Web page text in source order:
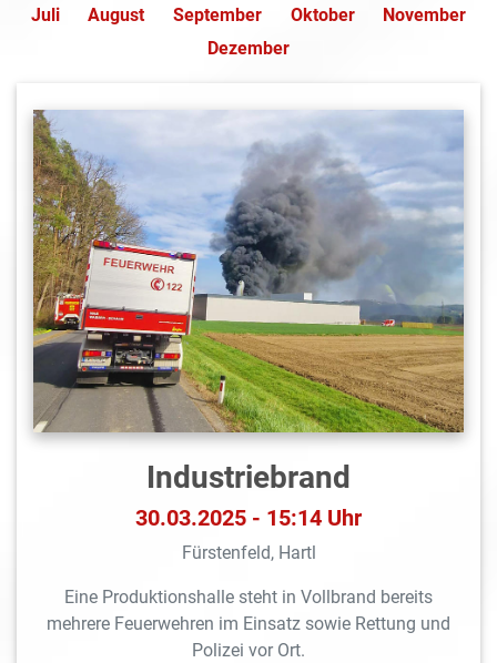
Juli
August September Oktober
November
Dezember
Industriebrand
30.03.2025 - 15:14 Uhr
Fürstenfeld, Hartl
Eine Produktionshalle steht in Vollbrand bereits
mehrere Feuerwehren im Einsatz sowie Rettung und
Polizei vor Ort.